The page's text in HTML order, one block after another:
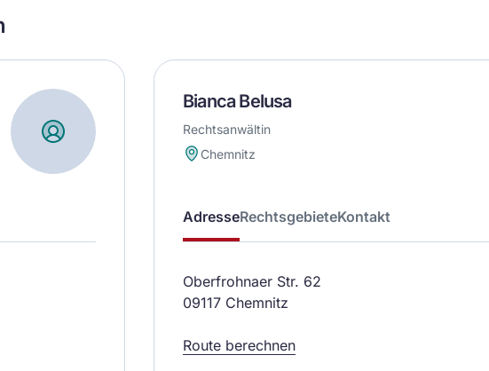
Bianca Belusa
Rechtsanwältin
Chemnitz
AdresseRechtsgebieteKontakt
Oberfrohnaer Str. 62
09117 Chemnitz
Route berechnen